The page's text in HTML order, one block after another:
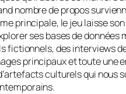
nombre de propos
principale, le jeu laisse
ses bases de données
fictionnels, des interviews
principaux et toute une
culturels qui nous